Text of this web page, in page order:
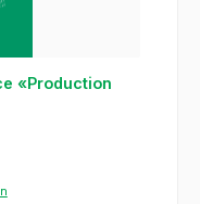
«Production